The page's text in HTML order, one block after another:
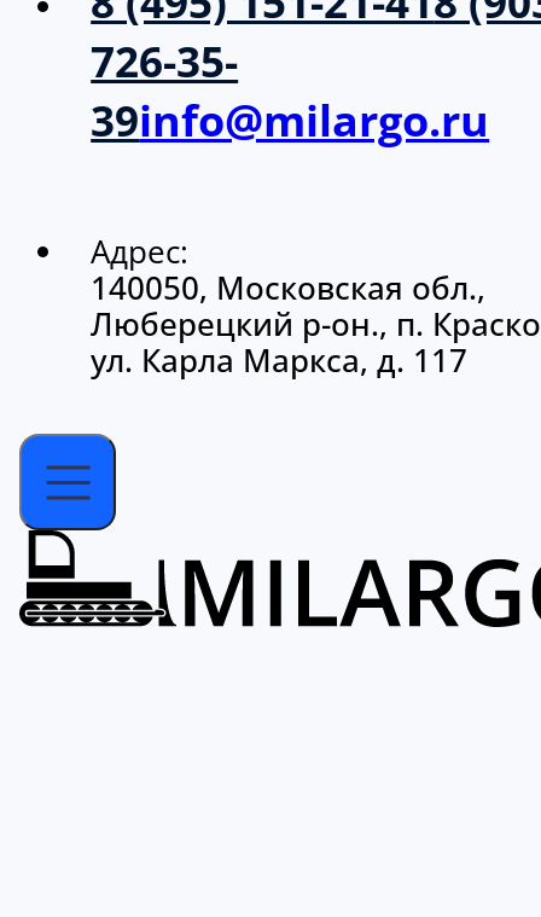
726-35-
39info@milargo.ru
Адрес:
140050, Московская обл.,
Люберецкий р-он., п.
ул. Карла Маркса, д. 117